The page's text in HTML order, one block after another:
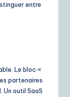
entre
Le bloc «
partenaires
Un outil SaaS